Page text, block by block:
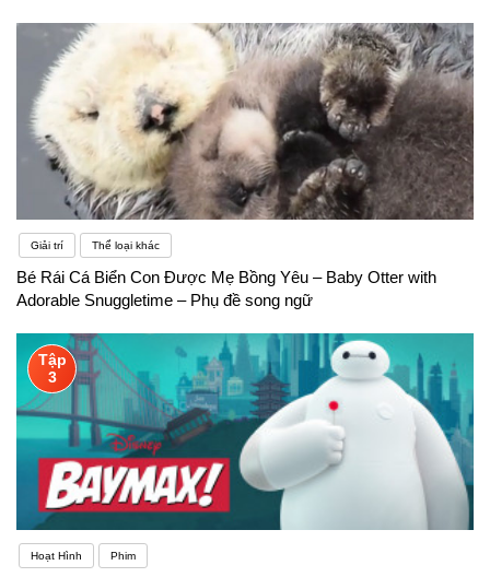
Giải trí Thể loại khác
Bé Rái Cá Biển Con Được Mẹ Bồng Yêu – Baby Otter with
Adorable Snuggletime – Phụ đề song ngữ
Tập
3
Hoạt Hình Phim